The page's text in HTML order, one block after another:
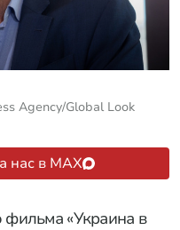
Agency/Global Look
нас в MAX
фильма «Украина в